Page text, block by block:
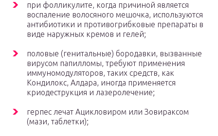
при фолликулите, когда причиной является
воспаление волосяного мешочка, используются
антибиотики и противогрибковые препараты в
виде наружных кремов и гелей;
половые (генитальные) бородавки, вызванные
вирусом папилломы, требуют применения
иммуномодуляторов, таких средств, как
Кондилокс, Алдара, иногда применяется
криодеструкция и лазеролечение;
герпес лечат Ацикловиром или Зовираксом
(мази, таблетки);